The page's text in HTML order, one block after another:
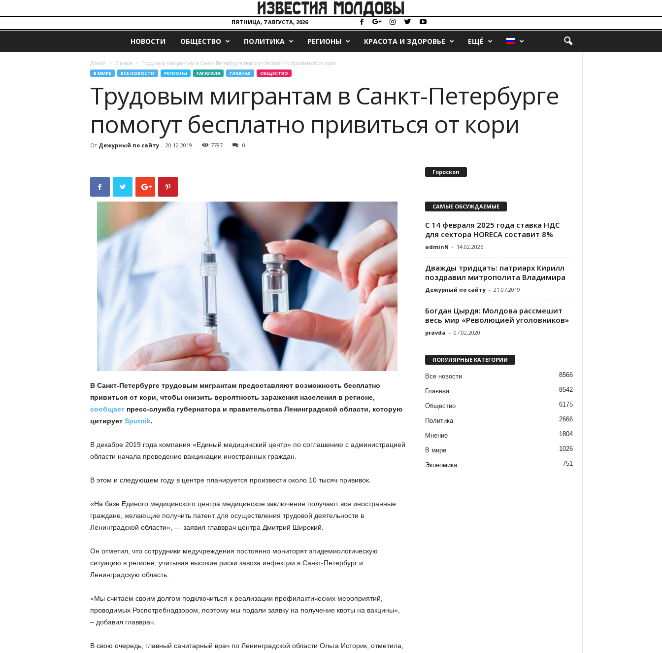
z
e
ПЯТНИЦА, 7 АВГУСТА, 2026
НОВОСТИ ОБЩЕСТВО ПОЛИТИКА РЕГИОНЫ КРАСОТА И ЗДОРОВЬЕ ЕЩЁ
Домой В мире Трудовым мигрантам в Санкт-Петербурге помогут бесплатно привиться от кори
В МИРЕ ВСЕ НОВОСТИ РЕГИОНЫ ГАГАУЗИЯ ГЛАВНАЯ ОБЩЕСТВО
Трудовым мигрантам в Санкт-Петербурге
помогут бесплатно привиться от кори
От Дежурный по сайту- 20.12.2019 7787 0
В Санкт-Петербурге трудовым мигрантам предоставляют возможность бесплатно
привиться от кори, чтобы снизить вероятность заражения населения в регионе,
сообщаетпресс-служба губернатора и правительства Ленинградской области, которую
цитирует Sputnik.
В декабре 2019 года компания «Единый медицинский центр» по соглашению с администрацией
области начала проведение вакцинации иностранных граждан.
В этом и следующем году в центре планируется произвести около 10 тысяч прививок.
«На базе Единого медицинского центра медицинское заключение получают все иностранные
граждане, желающие получить патент для осуществления трудовой деятельности в
Ленинградской области», — заявил главврач центра Дмитрий Широкий.
Он отметил, что сотрудники медучреждения постоянно мониторят эпидемиологическую
ситуацию в регионе, учитывая высокие риски завоза инфекции в Санкт-Петербург и
Ленинградскую область.
«Мы считаем своим долгом подключиться к реализации профилактических мероприятий,
проводимых Роспотребнадзором, поэтому мы подали заявку на получение квоты на вакцины»,
– добавил главврач.
В свою очередь, главный санитарный врач по Ленинградской области Ольга Историк, отметила,
Гороскоп
САМЫЕ ОБСУЖДАЕМЫЕ
C 14 февраля 2025 года cтавка НДС
для сектора HORECA составит 8%
adminN - 14.02.2025
Дважды тридцать: патриарх Кирилл
поздравил митрополита Владимира
Дежурный по сайту - 21.07.2019
Богдан Цырдя: Молдова рассмешит
весь мир «Революцией уголовников»
pravda - 07.02.2020
ПОПУЛЯРНЫЕ КАТЕГОРИИ
Все новости 8566
Главная 8542
Общество 6175
Политика 2666
Мнение 1804
В мире 1026
Экономика 751